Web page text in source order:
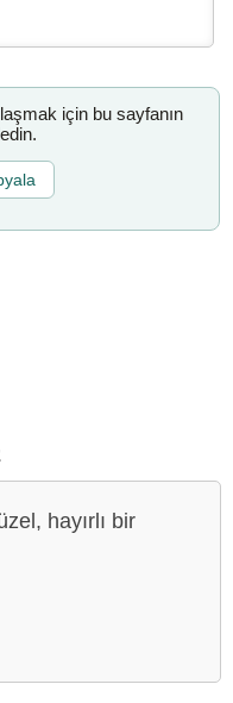
için bu sayfanın
hayırlı bir